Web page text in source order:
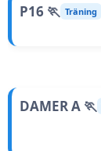
P16 🏃 Träning
DAMER A 🏃